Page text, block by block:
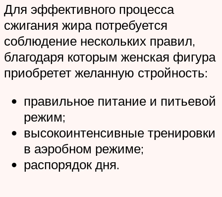
Для эффективного процесса
сжигания жира потребуется
соблюдение нескольких правил,
благодаря которым женская фигура
приобретет желанную стройность:
правильное питание и питьевой
режим;
высокоинтенсивные тренировки
в аэробном режиме;
распорядок дня.